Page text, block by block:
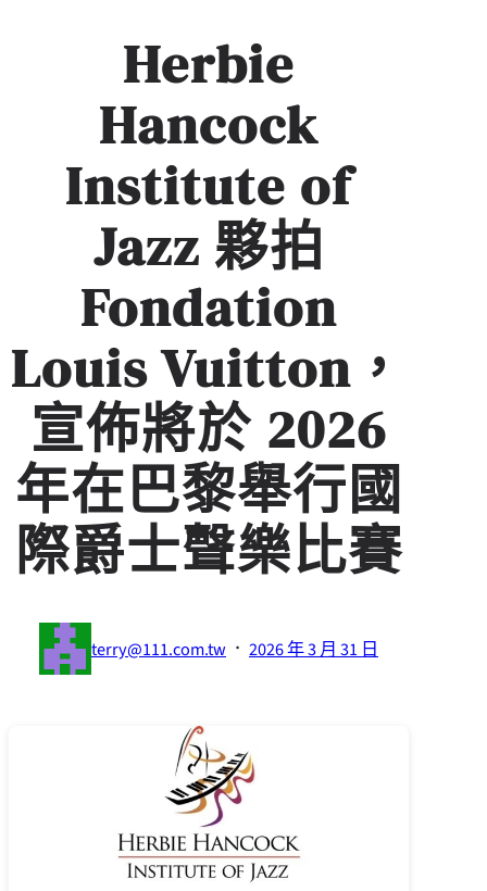
Herbie
Hancock
Institute of
Jazz 夥拍
Fondation
Louis Vuitton，
宣佈將於 2026
年在巴黎舉行國
際爵士聲樂比賽
terry@111.com.tw · 2026 年 3 月 31 日